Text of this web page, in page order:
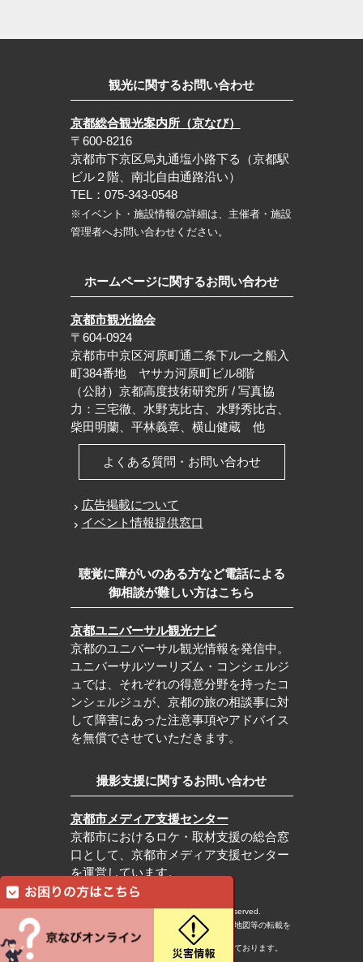
観光に関するお問い合わせ
京都総合観光案内所（京なび）
〒600-8216
京都市下京区烏丸通塩小路下る（京都駅
ビル２階、南北自由通路沿い）
TEL：075-343-0548
※イベント・施設情報の詳細は、主催者・施設
管理者へお問い合わせください。
ホームページに関するお問い合わせ
京都市観光協会
〒604-0924
京都市中京区河原町通二条下ル一之船入
町384番地 ヤサカ河原町ビル8階
（公財）京都高度技術研究所 / 写真協
力：三宅徹、水野克比古、水野秀比古、
柴田明蘭、平林義章、横山健蔵 他
よくある質問・お問い合わせ
広告掲載について
イベント情報提供窓口
聴覚に障がいのある方など電話による
御相談が難しい方はこちら
京都ユニバーサル観光ナビ
京都のユニバーサル観光情報を発信中。
ユニバーサルツーリズム・コンシェルジ
ュでは、それぞれの得意分野を持ったコ
ンシェルジュが、京都の旅の相談事に対
して障害にあった注意事項やアドバイス
を無償でさせていただきます。
撮影支援に関するお問い合わせ
京都市メディア支援センター
京都市におけるロケ・取材支援の総合窓
口として、京都市メディア支援センター
を運営しています。
c Kyoto City Tourism Association All rights reserved.
※本ホームページの内容・写真・イラスト・地図等の転載を
固くお断りします。
※本ホームページの運営は宿泊税を活用しております。